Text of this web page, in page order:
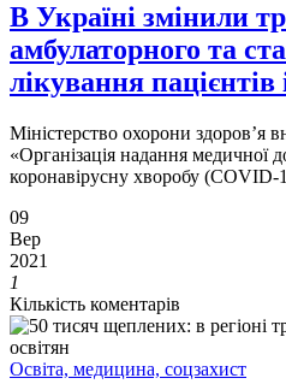
В Україні змінили
амбулаторного та
лікування
Міністерство охорони здоров’я
«Організація надання медичної
коронавірусну хворобу (COVID-
09
Вер
2021
1
Кількість коментарів
Освіта, медицина, соцзахист